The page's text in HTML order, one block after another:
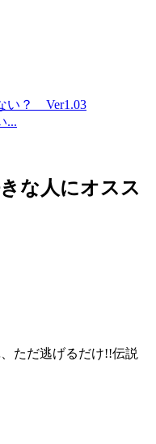
...
な人にオスス
ただ逃げるだけ!!伝説